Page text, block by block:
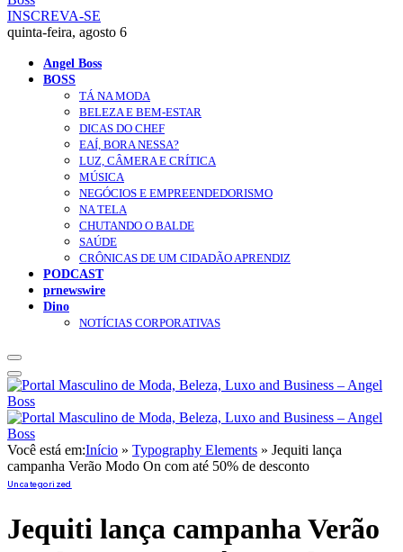
INSCREVA-SE
quinta-feira, agosto 6
Angel Boss
BOSS
TÁ NA MODA
BELEZA E BEM-ESTAR
DICAS DO CHEF
EAÍ, BORA NESSA?
LUZ, CÂMERA E CRÍTICA
MÚSICA
NEGÓCIOS E EMPREENDEDORISMO
NA TELA
CHUTANDO O BALDE
SAÚDE
CRÔNICAS DE UM CIDADÃO APRENDIZ
PODCAST
prnewswire
Dino
NOTÍCIAS CORPORATIVAS
Você está em:Início » Typography Elements » Jequiti lança
campanha Verão Modo On com até 50% de desconto
Uncategorized
Jequiti lança campanha Verão